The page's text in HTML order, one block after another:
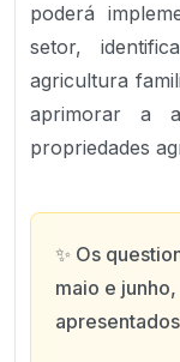
poderá
setor,
agricultura
aprimorar a
propriedades
✨ Os
maio e